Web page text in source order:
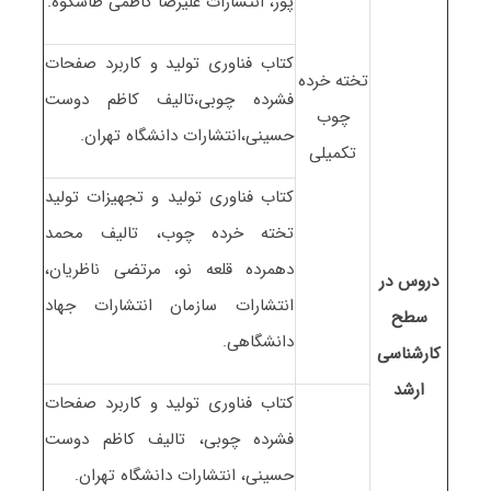
دروس در
سطح
کارشناسی
ارشد
تخته خرده
چوب
تکمیلی
کتاب فناوری تولید و کاربرد صفحات
فشرده چوبی،تالیف کاظم دوست
حسینی،انتشارات دانشگاه تهران.
کتاب فناوری تولید و تجهیزات تولید
تخته خرده چوب، تالیف محمد
دهمرده قلعه نو، مرتضی ناظریان،
انتشارات سازمان انتشارات جهاد
دانشگاهی.
کتاب فناوری تولید و کاربرد صفحات
فشرده چوبی، تالیف کاظم دوست
حسینی، انتشارات دانشگاه تهران.